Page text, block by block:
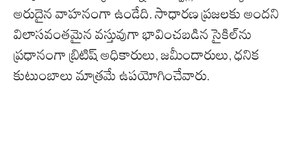
అరుదైన వాహనంగా ఉండేది. సాధారణ ప్రజలకు అందని
విలాసవంతమైన వస్తువుగా భావించబడిన సైకిల్‌ను
ప్రధానంగా బ్రిటిష్ అధికారులు, జమీందారులు, ధనిక
కుటుంబాలు మాత్రమే ఉపయోగించేవారు.